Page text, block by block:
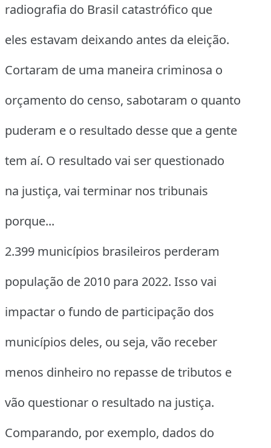
radiografia do Brasil catastrófico que
eles estavam deixando antes da eleição.
Cortaram de uma maneira criminosa o
orçamento do censo, sabotaram o quanto
puderam e o resultado desse que a gente
tem aí. O resultado vai ser questionado
na justiça, vai terminar nos tribunais
porque...
2.399 municípios brasileiros perderam
população de 2010 para 2022. Isso vai
impactar o fundo de participação dos
municípios deles, ou seja, vão receber
menos dinheiro no repasse de tributos e
vão questionar o resultado na justiça.
Comparando, por exemplo, dados do